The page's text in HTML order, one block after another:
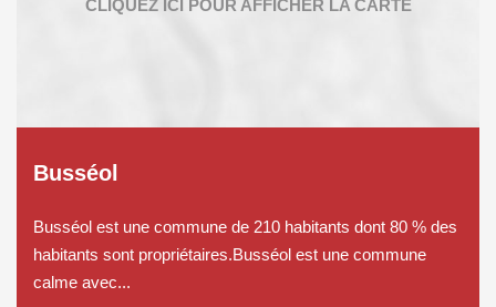
Busséol
Busséol est une commune de 210 habitants dont 80 % des
habitants sont propriétaires.Busséol est une commune
calme avec...